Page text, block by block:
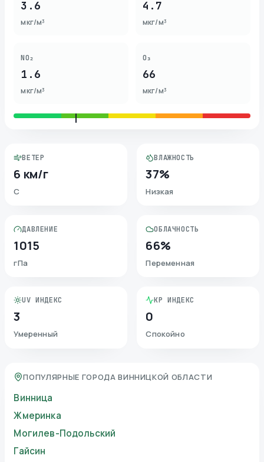
3.6
мкг/м³
4.7
мкг/м³
NO₂
1.6
мкг/м³
O₃
66
мкг/м³
ВЕТЕР
6 км/г
С
ВЛАЖНОСТЬ
37%
Низкая
ДАВЛЕНИЕ
1015
гПа
ОБЛАЧНОСТЬ
66%
Переменная
UV ИНДЕКС
3
Умеренный
KP ИНДЕКС
0
Спокойно
ПОПУЛЯРНЫЕ ГОРОДА ВИННИЦКОЙ ОБЛАСТИ
Винница
Жмеринка
Могилев-Подольский
Гайсин